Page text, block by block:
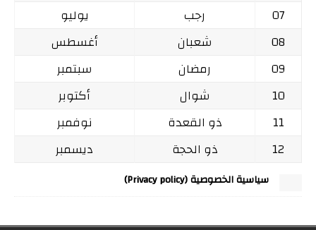
07
رجب
يوليو
08
شعبان
أغسطس
09
رمضان
سبتمبر
10
شوال
أكتوبر
11
ذو القعدة
نوفمبر
12
ذو الحجة ديسمبر
سياسية الخصوصية (Privacy policy)